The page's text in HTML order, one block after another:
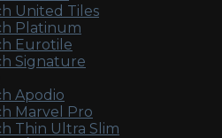
United Tiles
Platinum
Eurotile
Signature
Apodio
Marvel Pro
Thin Ultra Slim